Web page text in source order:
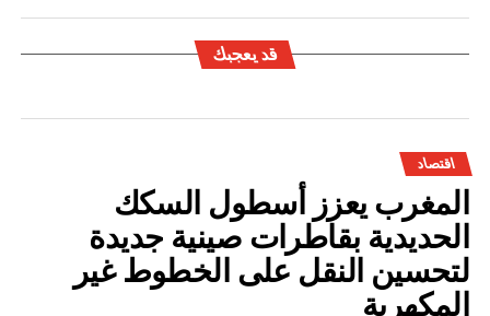
قد يعجبك
اقتصاد
المغرب يعزز أسطول السكك
الحديدية بقاطرات صينية جديدة
لتحسين النقل على الخطوط غير
المكهربة